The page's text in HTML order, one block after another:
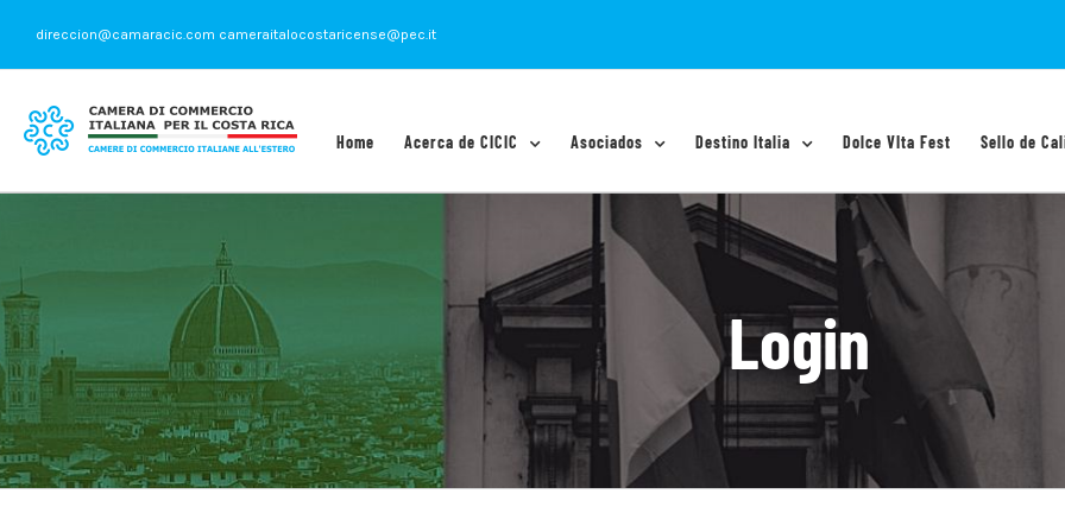
contenido
direccion@camaracic.com cameraitalocostaricense@pec.it
Home Acerca de CICIC Asociados Destino Italia Dolce VIta Fest Sello de
Login